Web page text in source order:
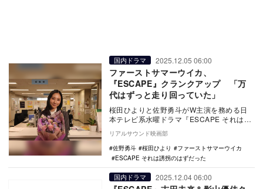
国内ドラマ 2025.12.05 06:00
ファーストサマーウイカ、
『ESCAPE』クランクアップ 「万
代はずっと走り回っていた」
桜田ひよりと佐野勇斗がW主演を務める日
本テレビ系水曜ドラマ『ESCAPE それは誘
拐のはずだった』に出演しているファース
トサマー…
リアルサウンド映画部
佐野勇斗
桜田ひより
ファーストサマーウイカ
ESCAPE それは誘拐のはずだった
国内ドラマ 2025.12.04 06:00